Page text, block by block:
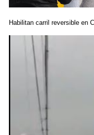
Habilitan carril reversible en